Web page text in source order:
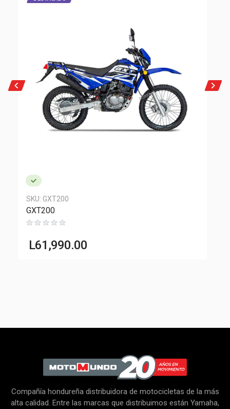
SKU: GXT200
GXT200
L61,990.00
Compañía hondureña distribuidora de motocicletas de la más
alta calidad. Entre las marcas que distribuimos están Yamaha,